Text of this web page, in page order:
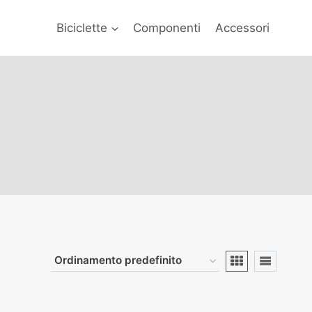
Biciclette Componenti Accessori